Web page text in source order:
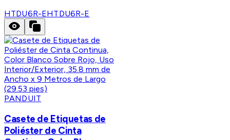
HTDU6R-EHTDU6R-E
PANDUIT
Casete de Etiquetas de
Poliéster de Cinta